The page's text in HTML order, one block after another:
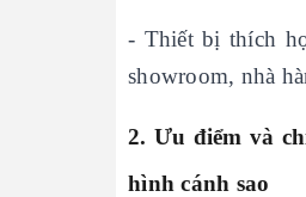
- Thiết bị thích
showroom, nhà
2. Ưu điểm và
hình cánh sao